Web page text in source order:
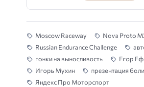
Moscow Raceway
Nova Proto
Russian Endurance Challenge
гонки на выносливость
Егор
Игорь Мухин
презентация
Яндекс Про Моторспорт